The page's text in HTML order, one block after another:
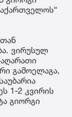
ვირუსულ
გამოელაგა,
1-2 კვირის
გიორგი